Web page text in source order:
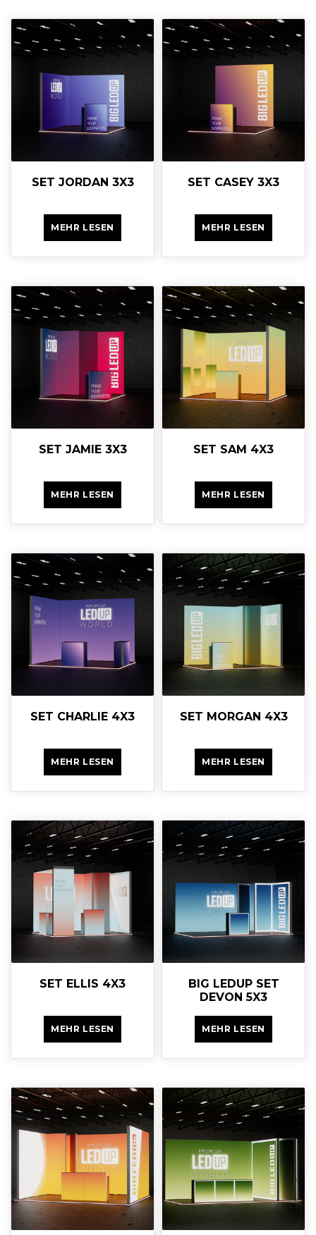
SET JORDAN 3X3
MEHR LESEN
SET CASEY 3X3
MEHR LESEN
SET JAMIE 3X3
MEHR LESEN
SET SAM 4X3
MEHR LESEN
SET CHARLIE 4X3
MEHR LESEN
SET MORGAN 4X3
MEHR LESEN
SET ELLIS 4X3
MEHR LESEN
BIG LEDUP SET
DEVON 5X3
MEHR LESEN